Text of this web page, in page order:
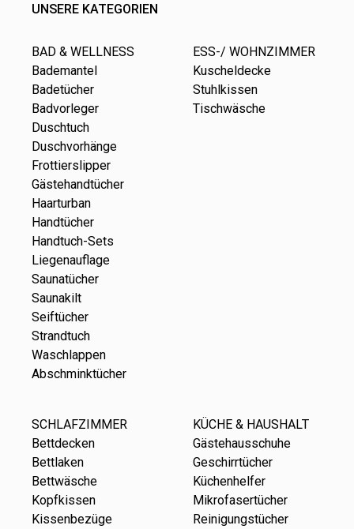
UNSERE KATEGORIEN
BAD & WELLNESS
Bademantel
Badetücher
Badvorleger
Duschtuch
Duschvorhänge
Frottierslipper
Gästehandtücher
Haarturban
Handtücher
Handtuch-Sets
Liegenauflage
Saunatücher
Saunakilt
Seiftücher
Strandtuch
Waschlappen
Abschminktücher
ESS-/ WOHNZIMMER
Kuscheldecke
Stuhlkissen
Tischwäsche
SCHLAFZIMMER
Bettdecken
Bettlaken
Bettwäsche
Kopfkissen
Kissenbezüge
KÜCHE & HAUSHALT
Gästehausschuhe
Geschirrtücher
Küchenhelfer
Mikrofasertücher
Reinigungstücher